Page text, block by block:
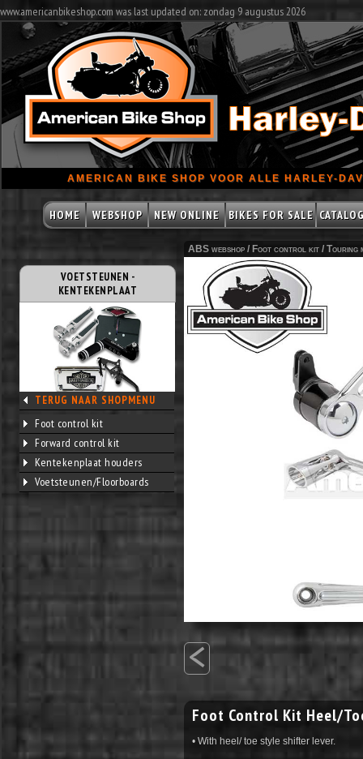
www.americanbikeshop.com was last updated on: zondag 9 augustus 2026
AMERICAN BIKE SHOP VOOR ALLE HARLEY-
HOME WEBSHOP NEW ONLINE BIKES FOR SALE
VOETSTEUNEN -
KENTEKENPLAAT
TERUG NAAR SHOPMENU
Foot control kit
Forward control kit
Kentekenplaat houders
Voetsteunen/Floorboards
ABS webshop / Foot control kit / Touring
<
Foot Control Kit Heel/
• With heel/ toe style shifter lever.